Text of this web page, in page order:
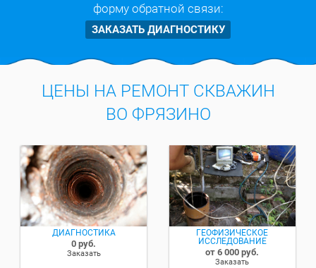
форму обратной связи:
ЗАКАЗАТЬ ДИАГНОСТИКУ
ЦЕНЫ НА РЕМОНТ СКВАЖИН
ВО ФРЯЗИНО
ДИАГНОСТИКА
0 руб.
Заказать
ГЕОФИЗИЧЕСКОЕ
ИССЛЕДОВАНИЕ
от 6 000 руб.
Заказать